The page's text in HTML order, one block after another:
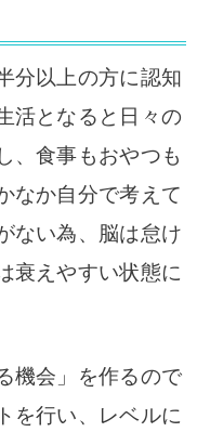
分以上の方に認知
活となると日々の
、食事もおやつも
なか自分で考えて
ない為、脳は怠け
衰えやすい状態に
機会」を作るので
を行い、レベルに